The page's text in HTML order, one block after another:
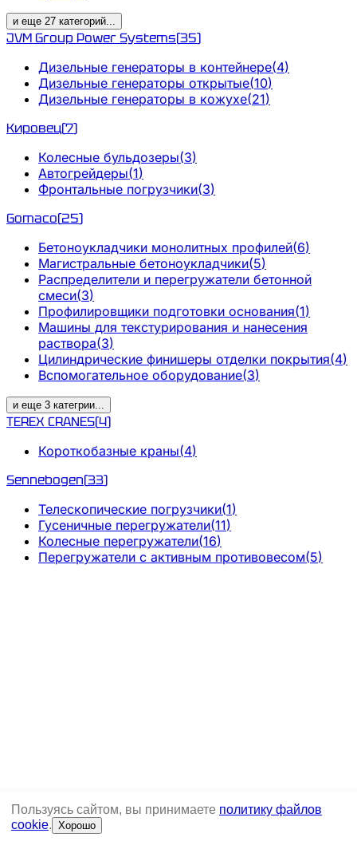
и еще 27 категорий...
JVM Group Power Systems(35)
Дизельные генераторы в контейнере(4)
Дизельные генераторы открытые(10)
Дизельные генераторы в кожухе(21)
Кировец(7)
Колесные бульдозеры(3)
Автогрейдеры(1)
Фронтальные погрузчики(3)
Gomaco(25)
Бетоноукладчики монолитных профилей(6)
Магистральные бетоноукладчики(5)
Распределители и перегружатели бетонной
смеси(3)
Профилировщики подготовки основания(1)
Машины для текстурирования и нанесения
раствора(3)
Цилиндрические финишеры отделки покрытия(4)
Вспомогательное оборудование(3)
и еще 3 категрии...
TEREX CRANES(4)
Короткобазные краны(4)
Sennebogen(33)
Телескопические погрузчики(1)
Гусеничные перегружатели(11)
Колесные перегружатели(16)
Перегружатели с активным противовесом(5)
Пользуясь сайтом, вы принимаете политику файлов
cookie. Хорошо